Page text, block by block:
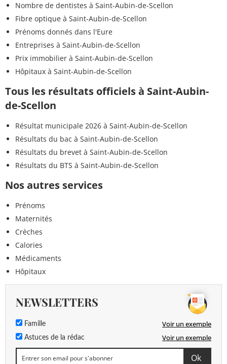
Nombre de dentistes à Saint-Aubin-de-Scellon
Fibre optique à Saint-Aubin-de-Scellon
Prénoms donnés dans l'Eure
Entreprises à Saint-Aubin-de-Scellon
Prix immobilier à Saint-Aubin-de-Scellon
Hôpitaux à Saint-Aubin-de-Scellon
Tous les résultats officiels à Saint-Aubin-
de-Scellon
Résultat municipale 2026 à Saint-Aubin-de-Scellon
Résultats du bac à Saint-Aubin-de-Scellon
Résultats du brevet à Saint-Aubin-de-Scellon
Résultats du BTS à Saint-Aubin-de-Scellon
Nos autres services
Prénoms
Maternités
Crèches
Calories
Médicaments
Hôpitaux
NEWSLETTERS
Famille Voir un exemple
Astuces de la rédac Voir un exemple